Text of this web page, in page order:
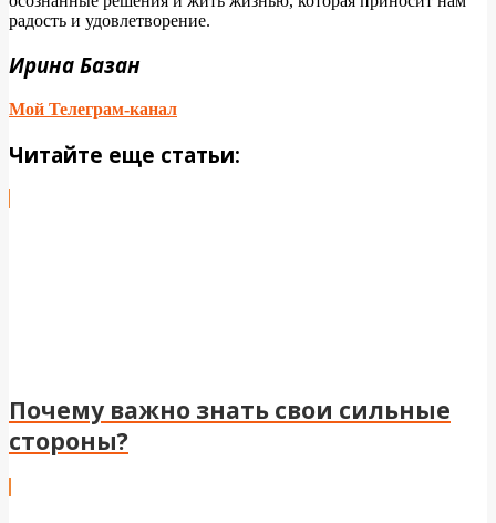
радость и удовлетворение.
Ирина Базан
Мой Телеграм-канал
Читайте еще статьи:
Почему важно знать свои сильные
стороны?